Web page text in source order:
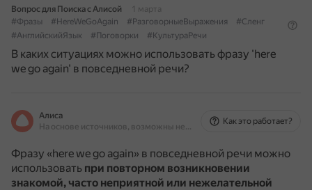
Вопрос для Поиска с Алисой
1 марта
#Фразы
#HereWeGoAgain #РазговорныеВыражения
#Сленг
#АнглийскийЯзык
#Поговорки #КультураРечи
В каких ситуациях можно использовать фразу 'here
we go again' в повседневной речи?
Алиса
На основе источников, возможны неточности
Как это работает?
Фразу «here we go again» в повседневной речи можно
использовать при повторном возникновении
знакомой, часто неприятной или нежелательной